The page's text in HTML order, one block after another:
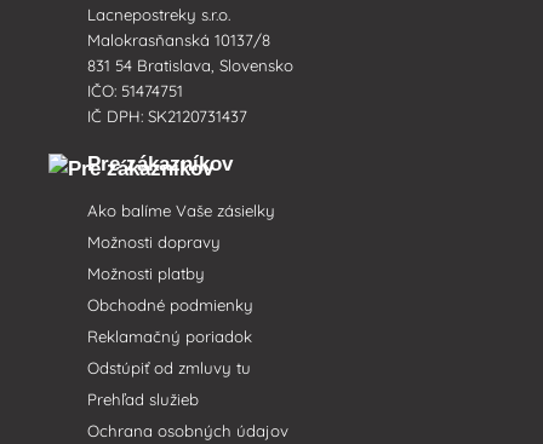
Lacnepostreky s.r.o.
Malokrasňanská 10137/8
831 54 Bratislava, Slovensko
IČO: 51474751
IČ DPH: SK2120731437
Pre zákazníkov
Ako balíme Vaše zásielky
Možnosti dopravy
Možnosti platby
Obchodné podmienky
Reklamačný poriadok
Odstúpiť od zmluvy tu
Prehľad služieb
Ochrana osobných údajov